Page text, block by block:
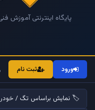
پایگاه اینترنتی آموزش
ورود ثبت نام